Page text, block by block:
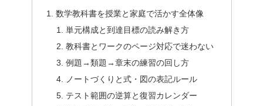
数学教科書を授業と家庭で活かす全体像
単元構成と到達目標の読み解き方
教科書とワークのページ対応で迷わない
例題→類題→章末の練習の回し方
ノートづくりと式・図の表記ルール
テスト範囲の逆算と復習カレンダー